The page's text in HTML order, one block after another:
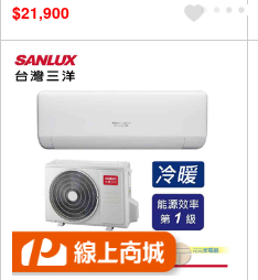
及使用6期以上分期0利率,需付
基本安裝運費)
滿額折$500
$21,900